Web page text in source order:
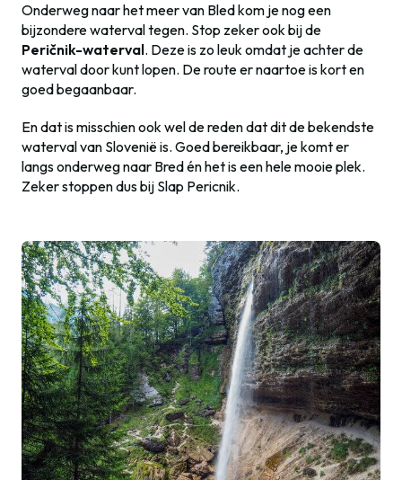
Onderweg naar het meer van Bled kom je nog een
bijzondere waterval tegen. Stop zeker ook bij de
Peričnik-waterval. Deze is zo leuk omdat je achter de
waterval door kunt lopen. De route er naartoe is kort en
goed begaanbaar.
En dat is misschien ook wel de reden dat dit de bekendste
waterval van Slovenië is. Goed bereikbaar, je komt er
langs onderweg naar Bred én het is een hele mooie plek.
Zeker stoppen dus bij Slap Pericnik.